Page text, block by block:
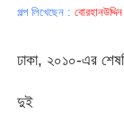
গল্প লিখেছেন :
ঢাকা, ২০১০-এর
দুই